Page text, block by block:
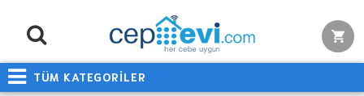
TÜM KATEGORİLER